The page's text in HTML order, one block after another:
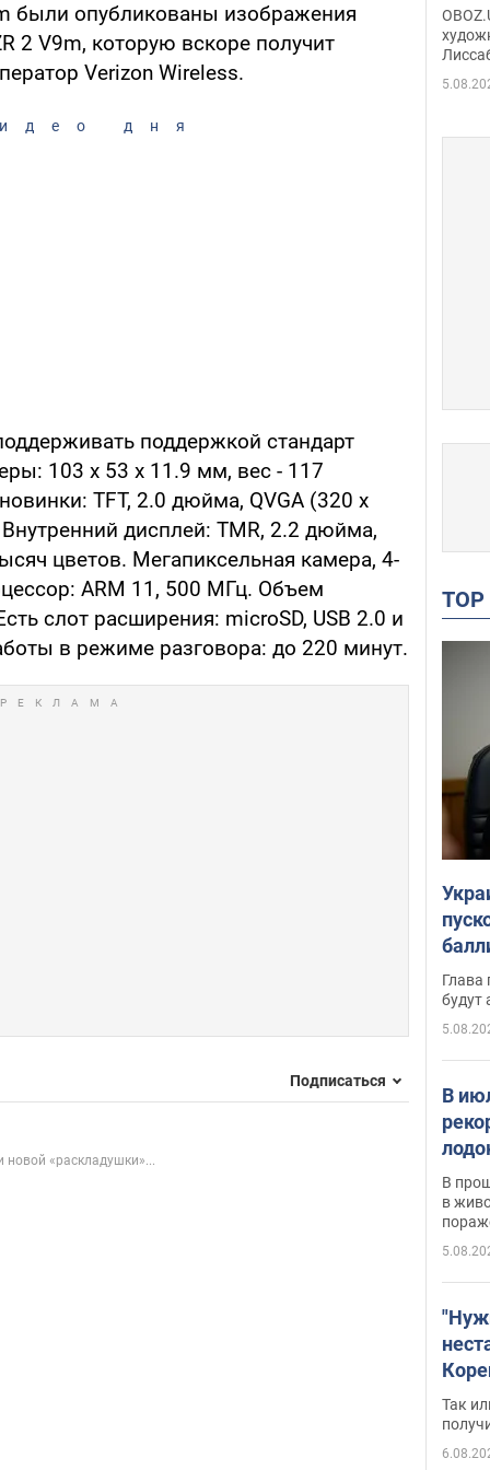
были опубликованы изображения
2 V9m, которую вскоре получит
Verizon Wireless.
дня
поддержкой стандарт
103 х 53 х 11.9 мм, вес - 117
TFT, 2.0 дюйма, QVGA (320 х
дисплей: TMR, 2.2 дюйма,
цветов. Мегапиксельная камера, 4-
ARM 11, 500 МГц. Объем
слот расширения: microSD, USB 2.0 и
в режиме разговора: до 220 минут.
Подписаться
новой «раскладушки»...
сына
Глава
будут
В
В
в
Так